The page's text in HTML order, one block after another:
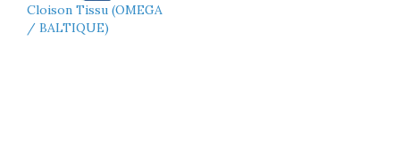
Cloison Tissu (OMEGA
/ BALTIQUE)